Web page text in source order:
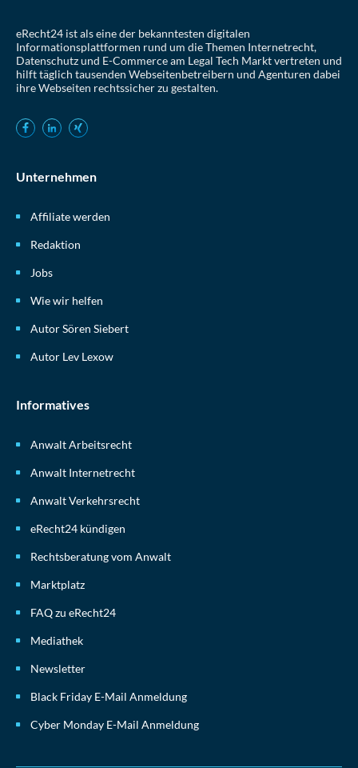
eRecht24 ist als eine der bekanntesten digitalen
Informationsplattformen rund um die Themen Internetrecht,
Datenschutz und E-Commerce am Legal Tech Markt vertreten und
hilft täglich tausenden Webseitenbetreibern und Agenturen dabei
ihre Webseiten rechtssicher zu gestalten.
Unternehmen
Affiliate werden
Redaktion
Jobs
Wie wir helfen
Autor Sören Siebert
Autor Lev Lexow
Informatives
Anwalt Arbeitsrecht
Anwalt Internetrecht
Anwalt Verkehrsrecht
eRecht24 kündigen
Rechtsberatung vom Anwalt
Marktplatz
FAQ zu eRecht24
Mediathek
Newsletter
Black Friday E-Mail Anmeldung
Cyber Monday E-Mail Anmeldung